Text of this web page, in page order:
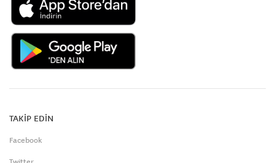
TAKİP EDİN
Facebook